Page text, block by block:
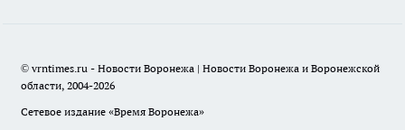
© vrntimes.ru - Новости Воронежа | Новости Воронежа и Воронежской
области, 2004-2026
Сетевое издание «Время Воронежа»